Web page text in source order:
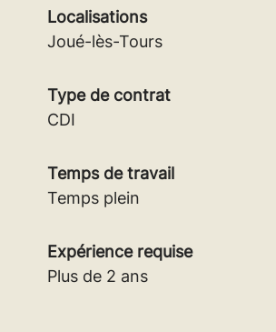
Localisations
Joué-lès-Tours
Type de contrat
CDI
Temps de travail
Temps plein
Expérience requise
Plus de 2 ans